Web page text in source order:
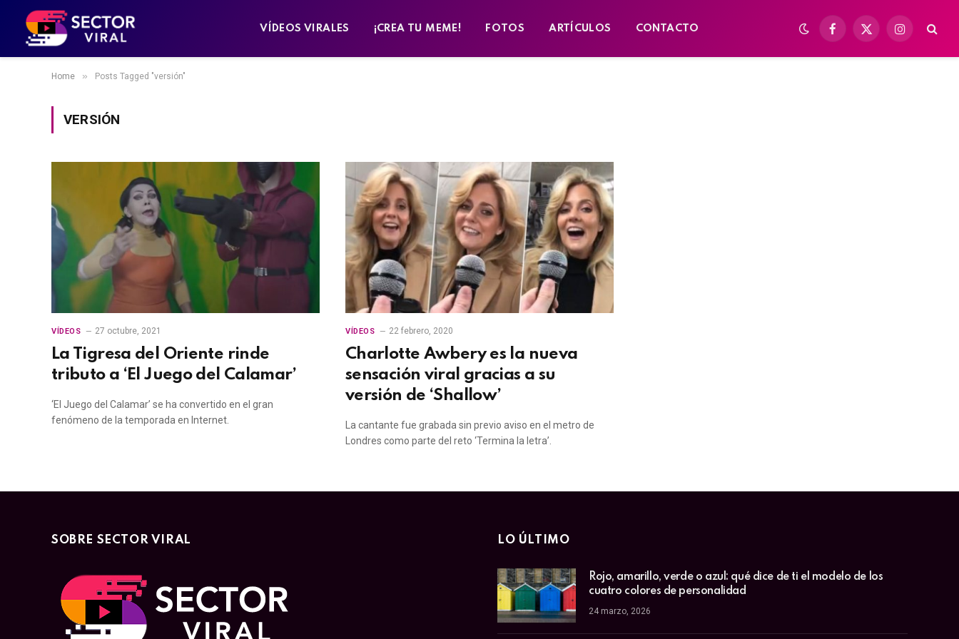
VÍDEOS VIRALES ¡CREA TU MEME! FOTOS ARTÍCULOS CONTACTO
Facebook
X
Instagram
Home » Posts Tagged "versión"
VERSIÓN
VÍDEOS 27 octubre, 2021
La Tigresa del Oriente rinde
tributo a ‘El Juego del Calamar’
‘El Juego del Calamar’ se ha convertido en el gran
fenómeno de la temporada en Internet.
VÍDEOS 22 febrero, 2020
Charlotte Awbery es la nueva
sensación viral gracias a su
versión de ‘Shallow’
La cantante fue grabada sin previo aviso en el metro de
Londres como parte del reto ‘Termina la letra’.
SOBRE SECTOR VIRAL LO ÚLTIMO
Rojo, amarillo, verde o azul: qué dice de ti el modelo de los
cuatro colores de personalidad
24 marzo, 2026